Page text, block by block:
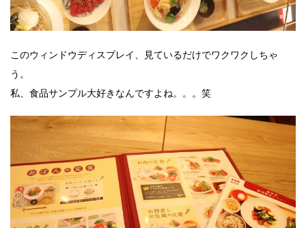
このウィンドウディスプレイ、見ているだけでワクワクしちゃ
う。
私、食品サンプル大好きなんですよね。。。笑